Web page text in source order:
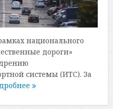
национального
дороги»
системы (ИТС). За